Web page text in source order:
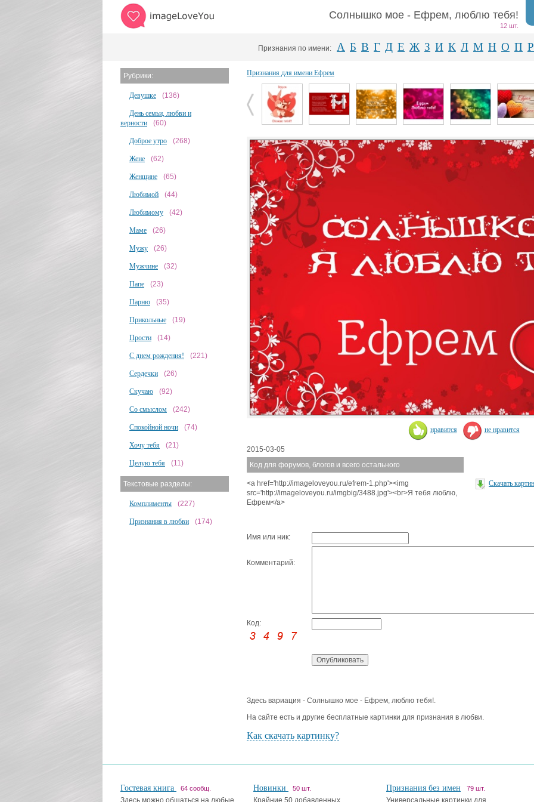
Солнышко мое - Ефрем, люблю тебя!
12 шт.
Признания по имени: А Б В Г Д Е Ж З И К Л М Н О П Р
Рубрики:
Девушке (136)
День семьи, любви и
верности
(60)
Доброе утро (268)
Жене (62)
Женщине (65)
Любимой (44)
Любимому (42)
Маме (26)
Мужу (26)
Мужчине (32)
Папе (23)
Парню (35)
Прикольные (19)
Прости (14)
С днем рождения! (221)
Сердечки (26)
Скучаю (92)
Со смыслом (242)
Спокойной ночи (74)
Хочу тебя (21)
Целую тебя (11)
Текстовые разделы:
Комплименты (227)
Признания в любви (174)
Признания для имени Ефрем
нравится не нравится
2015-03-05
Код для форумов, блогов и всего остального
<a href='http://imageloveyou.ru/efrem-1.php'><img
src='http://imageloveyou.ru/imgbig/3488.jpg'><br>Я тебя люблю,
Ефрем</a>
Скачать
Имя или ник:
Комментарий:
Код:
Здесь вариация - Солнышко мое - Ефрем, люблю тебя!.
На сайте есть и другие бесплатные картинки для признания в любви.
Как скачать картинку?
Гостевая книга 64 сообщ.
Здесь можно общаться на любые
Новинки 50 шт.
Крайние 50 добавленных
Признания без имен 79 шт.
Универсальные картинки для